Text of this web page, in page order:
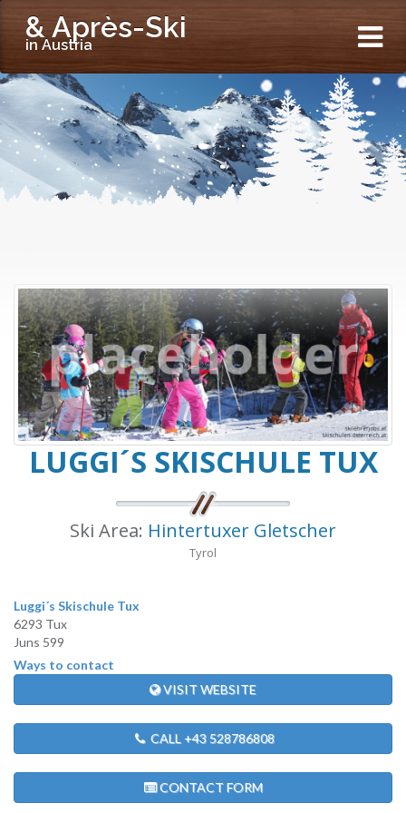
& Après-Ski
in Austria
LUGGI´S SKISCHULE TUX
Ski Area: Hintertuxer Gletscher
Tyrol
Luggi´s Skischule Tux
6293 Tux
Juns 599
Ways to contact
VISIT WEBSITE
CALL +43 528786808
CONTACT FORM